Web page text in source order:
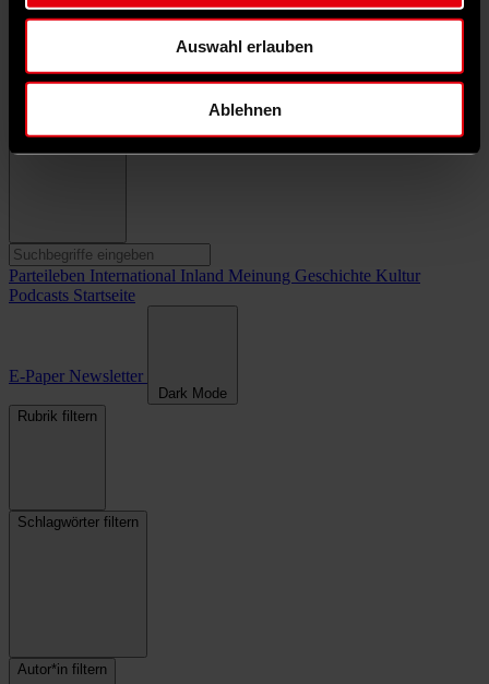
Auswahl erlauben
Ablehnen
Parteileben International Inland Meinung Geschichte Kultur
Podcasts Startseite
E-Paper Newsletter
Dark Mode
Rubrik filtern
Schlagwörter filtern
Autor*in filtern